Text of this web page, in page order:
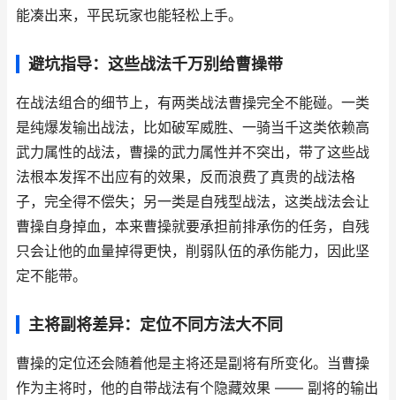
能凑出来，平民玩家也能轻松上手。
避坑指导：这些战法千万别给曹操带
在战法组合的细节上，有两类战法曹操完全不能碰。一类
是纯爆发输出战法，比如破军威胜、一骑当千这类依赖高
武力属性的战法，曹操的武力属性并不突出，带了这些战
法根本发挥不出应有的效果，反而浪费了真贵的战法格
子，完全得不偿失；另一类是自残型战法，这类战法会让
曹操自身掉血，本来曹操就要承担前排承伤的任务，自残
只会让他的血量掉得更快，削弱队伍的承伤能力，因此坚
定不能带。
主将副将差异：定位不同方法大不同
曹操的定位还会随着他是主将还是副将有所变化。当曹操
作为主将时，他的自带战法有个隐藏效果 —— 副将的输出